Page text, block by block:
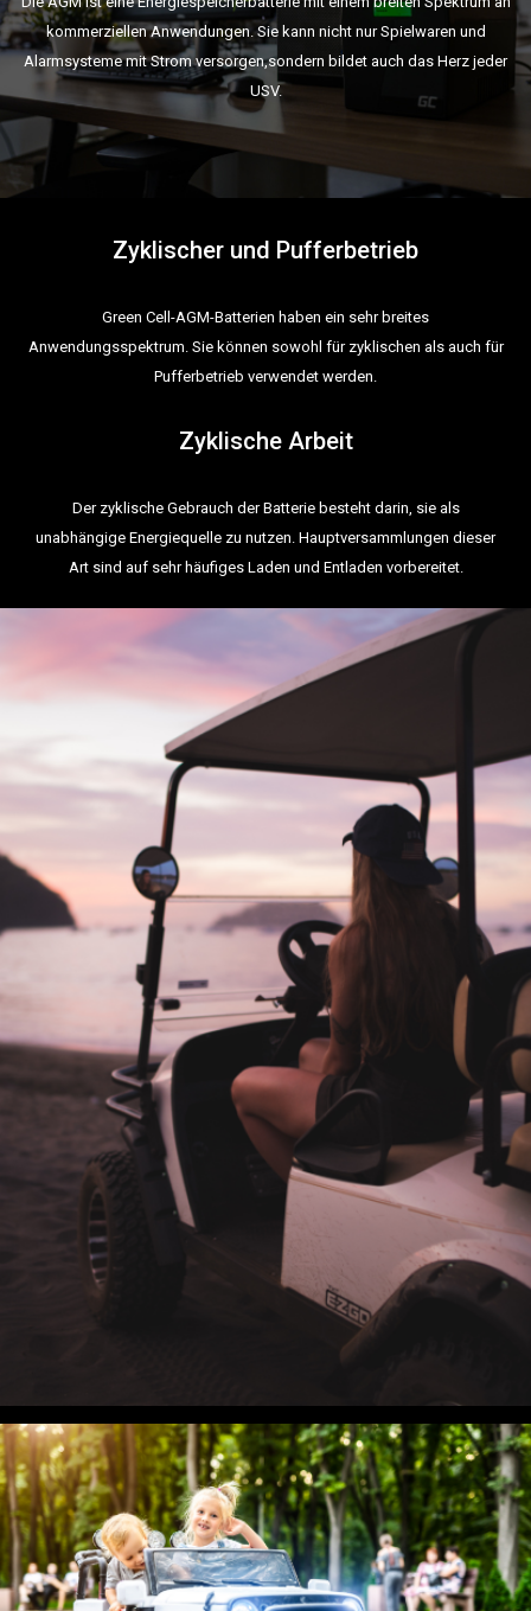
kommerziellen Anwendungen. Sie kann nicht nur Spielwaren und
Alarmsysteme mit Strom versorgen,sondern bildet auch das Herz jeder
USV.
Zyklischer und Pufferbetrieb
Green Cell-AGM-Batterien haben ein sehr breites
Anwendungsspektrum. Sie können sowohl für zyklischen als auch für
Pufferbetrieb verwendet werden.
Zyklische Arbeit
Der zyklische Gebrauch der Batterie besteht darin, sie als
unabhängige Energiequelle zu nutzen. Hauptversammlungen dieser
Art sind auf sehr häufiges Laden und Entladen vorbereitet.